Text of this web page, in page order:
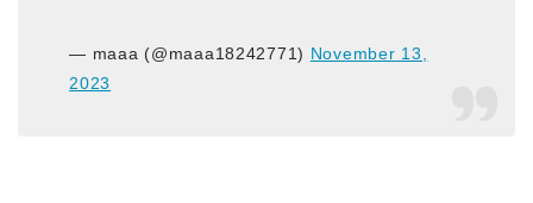
— maaa (@maaa18242771) November 13,
2023